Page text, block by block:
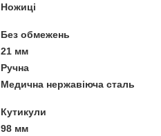
Ножиці
Без обмежень
21 мм
Ручна
Медична нержавіюча сталь
Кутикули
98 мм